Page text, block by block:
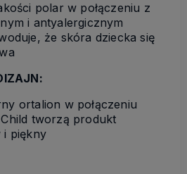
polar w połączeniu z
i antyalergicznym
że skóra dziecka się
ortalion w połączeniu
tworzą produkt
i piękny